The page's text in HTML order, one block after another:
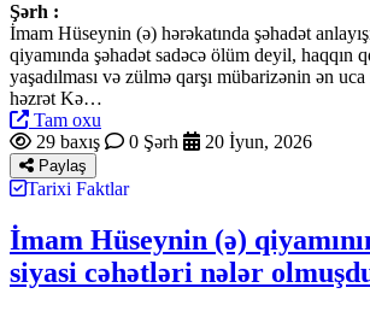
Şərh :
İmam Hüseynin (ə) hərəkatında şəhadət
qiyamında şəhadət sadəcə ölüm deyil, haqqın
yaşadılması və zülmə qarşı mübarizənin ən
həzrət Kə…
Tam oxu
29 baxış
0 Şərh 20 İyun, 2026
Paylaş
Tarixi Faktlar
İmam Hüseynin (ə)
siyasi cəhətləri nələr